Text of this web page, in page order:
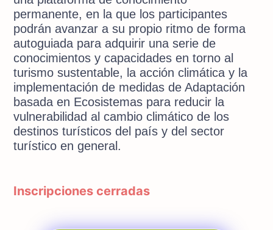
permanente, en la que los participantes
podrán avanzar a su propio ritmo de forma
autoguiada para adquirir una serie de
conocimientos y capacidades en torno al
turismo sustentable, la acción climática y la
implementación de medidas de Adaptación
basada en Ecosistemas para reducir la
vulnerabilidad al cambio climático de los
destinos turísticos del país y del sector
turístico en general.
Inscripciones cerradas